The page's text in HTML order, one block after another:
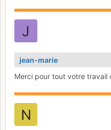
jean-marie
Merci pour tout votre travail